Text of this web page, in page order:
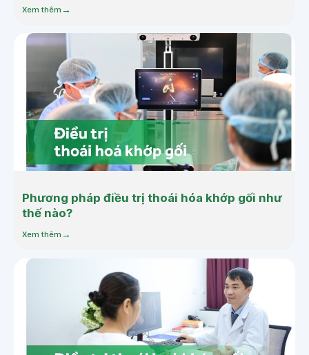
Xem thêm
Phương pháp điều trị thoái hóa khớp gối như
thế nào?
Xem thêm